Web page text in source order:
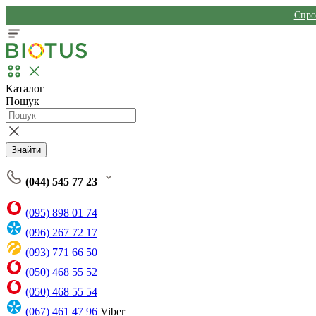
Каталог
Пошук
Знайти
(044) 545 77 23
(095) 898 01 74
(096) 267 72 17
(093) 771 66 50
(050) 468 55 52
(050) 468 55 54
(067) 461 47 96 Viber